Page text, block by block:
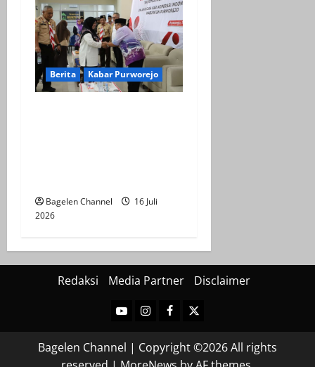
Berita Kabar Purworejo
Bagelen Channel
16 Juli
2026
Redaksi Media Partner Disclaimer
YoutubeInstagram
Facebook
Twitter
Bagelen Channel | Copyright ©2026 All rights